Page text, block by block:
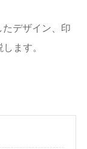
デザイン、印
ます。